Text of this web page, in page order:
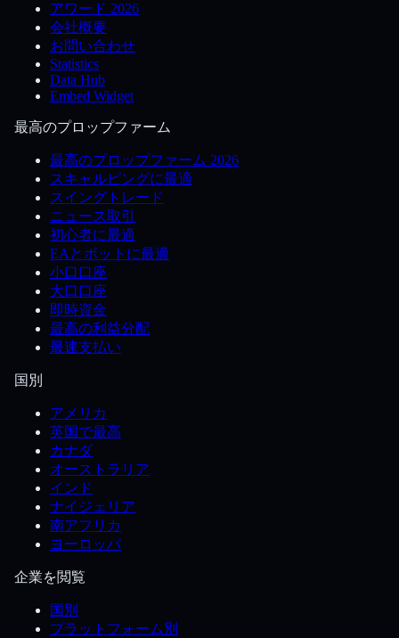
アワード 2026
会社概要
お問い合わせ
Statistics
Data Hub
Embed Widget
最高のプロップファーム
最高のプロップファーム 2026
スキャルピングに最適
スイングトレード
ニュース取引
初心者に最適
EAとボットに最適
小口口座
大口口座
即時資金
最高の利益分配
最速支払い
国別
アメリカ
英国で最高
カナダ
オーストラリア
インド
ナイジェリア
南アフリカ
ヨーロッパ
企業を閲覧
国別
プラットフォーム別